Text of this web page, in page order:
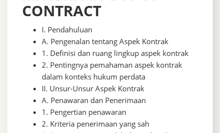
CONTRACT
I. Pendahuluan
A. Pengenalan tentang Aspek Kontrak
1. Definisi dan ruang lingkup aspek kontrak
2. Pentingnya pemahaman aspek kontrak
dalam konteks hukum perdata
II. Unsur-Unsur Aspek Kontrak
A. Penawaran dan Penerimaan
1. Pengertian penawaran
2. Kriteria penerimaan yang sah